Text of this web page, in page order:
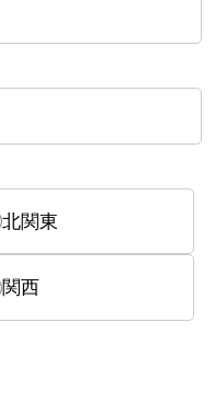
北関東
関西